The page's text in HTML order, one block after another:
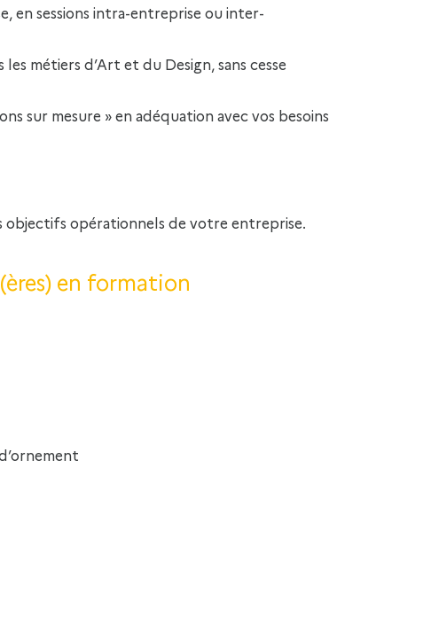
en sessions intra-entreprise ou inter-
métiers d’Art et du Design, sans cesse
sur mesure » en adéquation avec vos besoins
objectifs opérationnels de votre entreprise.
en formation